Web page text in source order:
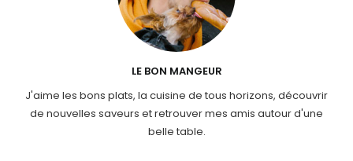
LE BON MANGEUR
J'aime les bons plats, la cuisine de tous horizons, découvrir
de nouvelles saveurs et retrouver mes amis autour d'une
belle table.